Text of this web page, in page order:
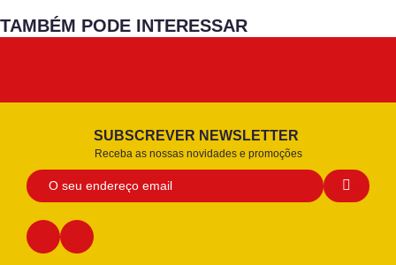
TAMBÉM PODE INTERESSAR
SUBSCREVER NEWSLETTER
Receba as nossas novidades e promoções